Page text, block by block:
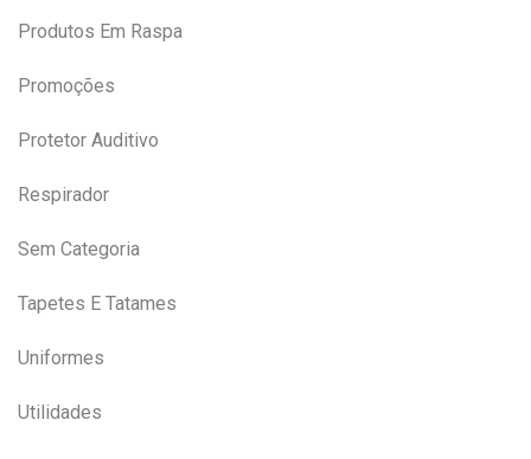
Produtos Em Raspa
Promoções
Protetor Auditivo
Respirador
Sem Categoria
Tapetes E Tatames
Uniformes
Utilidades